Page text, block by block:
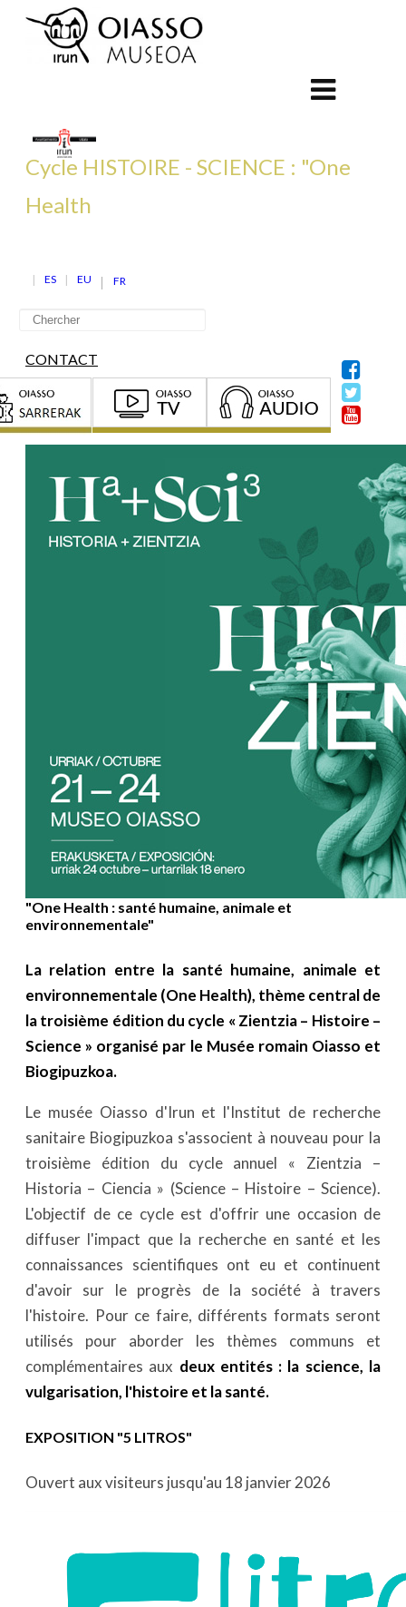
ES EU FR
CONTACT
Cycle HISTOIRE - SCIENCE : "One
Health
"One Health : santé humaine, animale et
environnementale"
La relation entre la santé humaine, animale et
environnementale (One Health), thème central de
la troisième édition du cycle « Zientzia – Histoire –
Science » organisé par le Musée romain Oiasso et
Biogipuzkoa.
Le musée Oiasso d'Irun et l'Institut de recherche
sanitaire Biogipuzkoa s'associent à nouveau pour la
troisième édition du cycle annuel « Zientzia –
Historia – Ciencia » (Science – Histoire – Science).
L'objectif de ce cycle est d'offrir une occasion de
diffuser l'impact que la recherche en santé et les
connaissances scientifiques ont eu et continuent
d'avoir sur le progrès de la société à travers
l'histoire. Pour ce faire, différents formats seront
utilisés pour aborder les thèmes communs et
complémentaires aux deux entités : la science, la
vulgarisation, l'histoire et la santé.
EXPOSITION "5 LITROS"
Ouvert aux visiteurs jusqu'au 18 janvier 2026